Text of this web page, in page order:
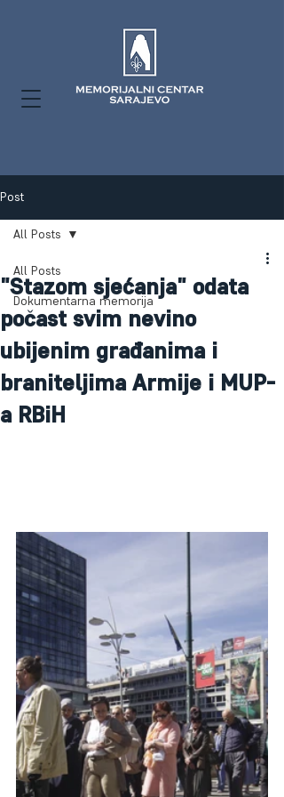
Post
All Posts
Dokumentarna memorija
All Posts
"Stazom sjećanja" odata
počast svim nevino
ubijenim građanima i
braniteljima Armije i MUP-
a RBiH